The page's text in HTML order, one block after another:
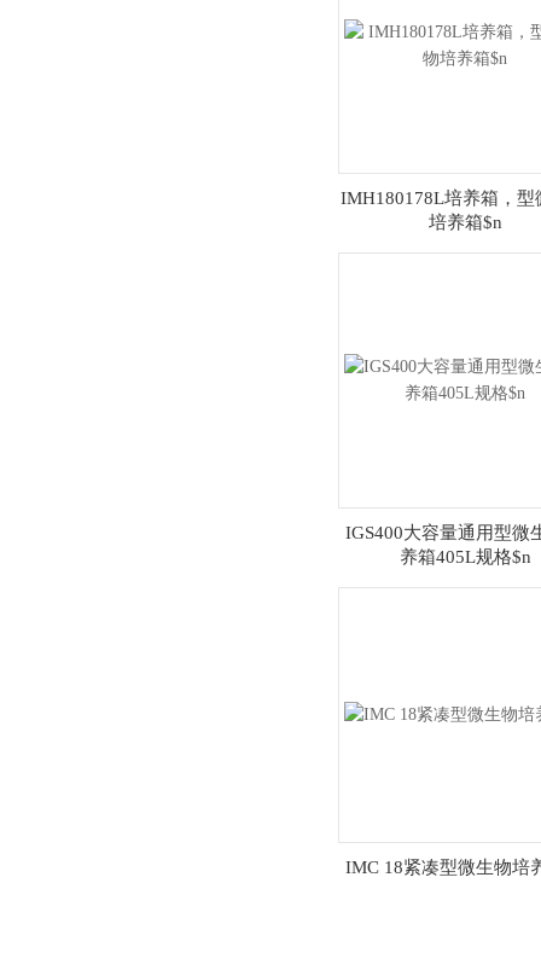
IMH180178L培养箱，型
培养箱$n
IGS400大容量通用型微
养箱405L规格$n
IMC 18紧凑型微生物培